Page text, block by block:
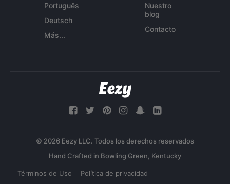
Português
Deutsch
Más...
Nuestro
blog
Contacto
© 2026 Eezy LLC. Todos los derechos reservados
Términos de Uso Política de privacidad